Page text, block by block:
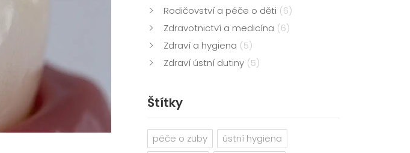
Rodičovství a péče o děti (6)
Zdravotnictví a medicína (6)
Zdraví a hygiena (5)
Zdraví ústní dutiny (5)
Štítky
péče o zuby
ústní hygiena